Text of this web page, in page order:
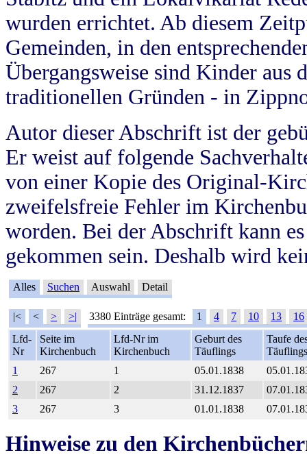
wurden errichtet. Ab diesem
Gemeinden, in den
Übergangsweise sind Kinder aus
traditionellen Gründen - in
Autor dieser Abschrift ist der
Er weist auf folgende
von einer Kopie des Original-
zweifelsfreie Fehler im
worden. Bei der Abschrift kann
gekommen sein. Deshalb wird
Alles Suchen Auswahl Detail
|< < > >| 3380 Einträge gesamt: 1 4 7 10 13
16
Lfd-
Nr
Seite im
Kirchenbuch
Lfd-Nr im
Kirchenbuch
Geburt des
Täuflings
Taufe
Täuflings
1
267 1 05.01.1838
2
267 2 31.12.1837
3
267 3 01.01.1838
Hinweise zu den